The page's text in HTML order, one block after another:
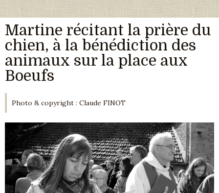
Vidéos
Album
Contact
Sondages
Martine récitant la prière du
chien, à la bénédiction des
animaux sur la place aux
Boeufs
Photo & copyright : Claude FINOT